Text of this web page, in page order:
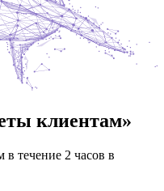
клиентам»
течение 2 часов в